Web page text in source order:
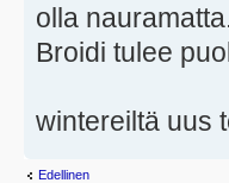
olla
Broidi tulee
wintereiltä uus
Edellinen